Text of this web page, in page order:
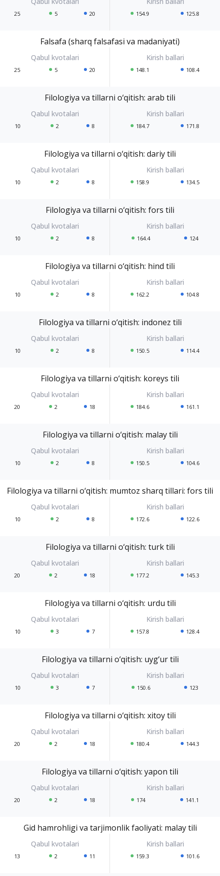
25 5 20 154.9 125.8
Falsafa (sharq falsafasi va madaniyati)
25 5 20 148.1 108.4
Filologiya va tillarni o‘qitish: arab tili
10 2 8 184.7 171.8
Filologiya va tillarni o‘qitish: dariy tili
10 2 8 158.9 134.5
Filologiya va tillarni o‘qitish: fors tili
10 2 8 164.4 124
Filologiya va tillarni o‘qitish: hind tili
10 2 8 162.2 104.8
Filologiya va tillarni o‘qitish: indonez tili
10 2 8 150.5 114.4
Filologiya va tillarni o‘qitish: koreys tili
20 2 18 184.6 161.1
Filologiya va tillarni o‘qitish: malay tili
10 2 8 150.5 104.6
Filologiya va tillarni o‘qitish: mumtoz sharq tillari: fors tili
10 2 8 172.6 122.6
Filologiya va tillarni o‘qitish: turk tili
20 2 18 177.2 145.3
Filologiya va tillarni o‘qitish: urdu tili
10 3 7 157.8 128.4
Filologiya va tillarni o‘qitish: uyg‘ur tili
10 3 7 150.6 123
Filologiya va tillarni o‘qitish: xitoy tili
20 2 18 180.4 144.3
Filologiya va tillarni o‘qitish: yapon tili
20 2 18 174 141.1
Gid hamrohligi va tarjimonlik faoliyati: malay tili
13 2 11 159.3 101.6